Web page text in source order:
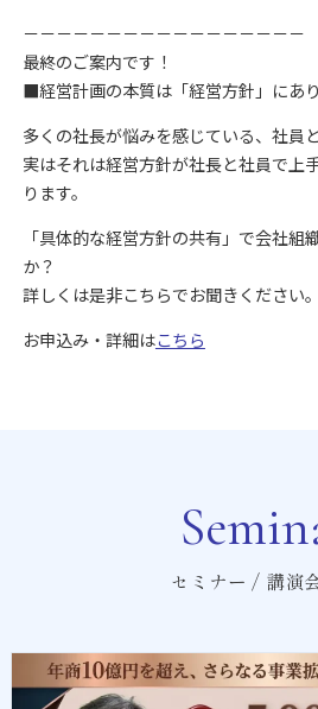
－－－－－－－－－－－－－－－－－
最終のご案内です！
■経営計画の本質は「経営方針」にあ
多くの社長が悩みを感じている、社員
実はそれは経営方針が社長と社員で上
ります。
「具体的な経営方針の共有」で会社組
か？
詳しくは是非こちらでお聞きください。
お申込み・詳細はこちら
セミナー / 講演